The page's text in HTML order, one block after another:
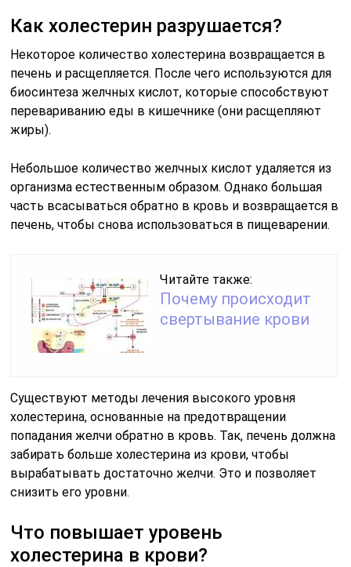
Как холестерин разрушается?
Некоторое количество холестерина возвращается в
печень и расщепляется. После чего используются для
биосинтеза желчных кислот, которые способствуют
перевариванию еды в кишечнике (они расщепляют
жиры).
Небольшое количество желчных кислот удаляется из
организма естественным образом. Однако большая
часть всасываться обратно в кровь и возвращается в
печень, чтобы снова использоваться в пищеварении.
Читайте также:
Почему происходит
свертывание крови
Существуют методы лечения высокого уровня
холестерина, основанные на предотвращении
попадания желчи обратно в кровь. Так, печень должна
забирать больше холестерина из крови, чтобы
вырабатывать достаточно желчи. Это и позволяет
снизить его уровни.
Что повышает уровень
холестерина в крови?